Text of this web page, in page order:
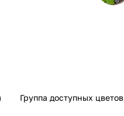
Группа доступных цветов